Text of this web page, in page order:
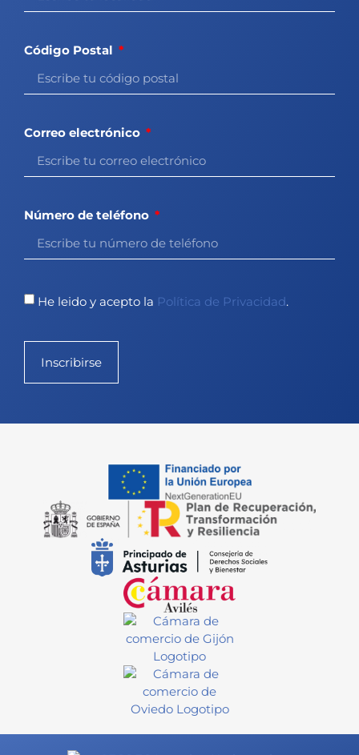
Código Postal
Correo electrónico
Número de teléfono
He leido y acepto la Política de Privacidad.
Inscribirse